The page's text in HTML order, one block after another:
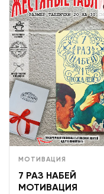
МОТИВАЦИЯ
7 РАЗ НАБЕЙ
МОТИВАЦИЯ